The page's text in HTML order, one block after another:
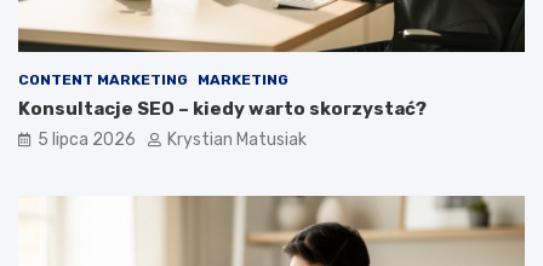
CONTENT MARKETING MARKETING
Konsultacje SEO – kiedy warto skorzystać?
5 lipca 2026 Krystian Matusiak